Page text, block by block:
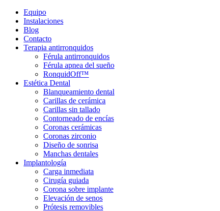
Equipo
Instalaciones
Blog
Contacto
Terapia antirronquidos
Férula antirronquidos
Férula apnea del sueño
RonquidOff™
Estética Dental
Blanqueamiento dental
Carillas de cerámica
Carillas sin tallado
Contorneado de encías
Coronas cerámicas
Coronas zirconio
Diseño de sonrisa
Manchas dentales
Implantología
Carga inmediata
Cirugía guiada
Corona sobre implante
Elevación de senos
Prótesis removibles